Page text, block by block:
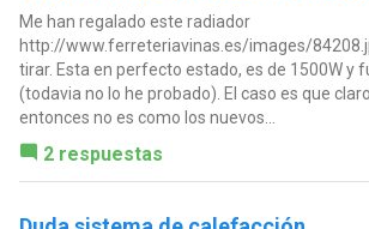
Me han regalado este radiador
http://www.ferreteriavinas.es/images/
tirar. Esta en perfecto estado, es de 1500W y
(todavia no lo he probado). El caso es que
entonces no es como los nuevos...
2 respuestas